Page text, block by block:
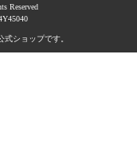
Reserved
ショップです。